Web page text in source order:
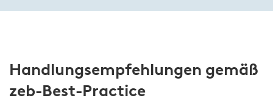
Handlungsempfehlungen gemäß
zeb-Best-Practice